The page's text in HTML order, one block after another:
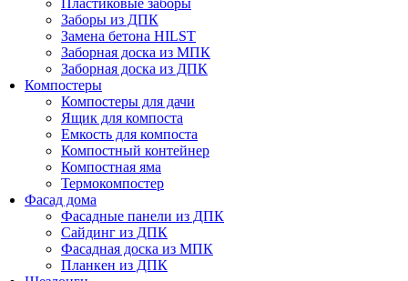
Пластиковые заборы
Заборы из ДПК
Замена бетона HILST
Заборная доска из МПК
Заборная доска из ДПК
Компостеры
Компостеры для дачи
Ящик для компоста
Емкость для компоста
Компостный контейнер
Компостная яма
Термокомпостер
Фасад дома
Фасадные панели из ДПК
Сайдинг из ДПК
Фасадная доска из МПК
Планкен из ДПК